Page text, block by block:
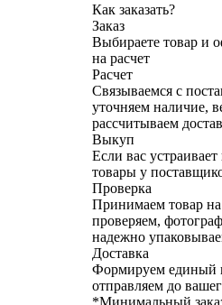
Как заказать?
Заказ
Выбираете товар и
на расчет
Расчет
Связываемся с
уточняем наличие,
рассчитываем
Выкуп
Если вас
товары у
Проверка
Принимаем товар на
проверяем,
надежно
Доставка
Формируем единый
отправляем до
*Минимальный